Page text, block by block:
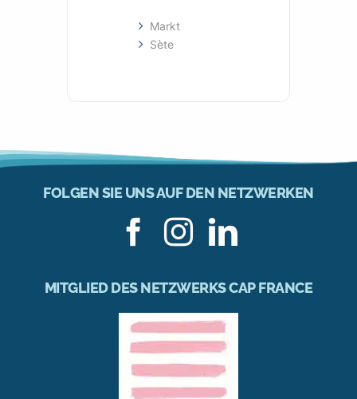
Markt
Sète
FOLGEN SIE UNS AUF DEN NETZWERKEN
MITGLIED DES NETZWERKS CAP FRANCE